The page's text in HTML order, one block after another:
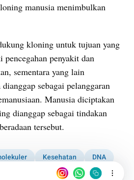
manusia menimbulkan
kloning untuk tujuan yang
penyakit dan
sementara yang lain
sebagai pelanggaran
Manusia diciptakan
dianggap sebagai tindakan
tersebut.
Kesehatan
DNA